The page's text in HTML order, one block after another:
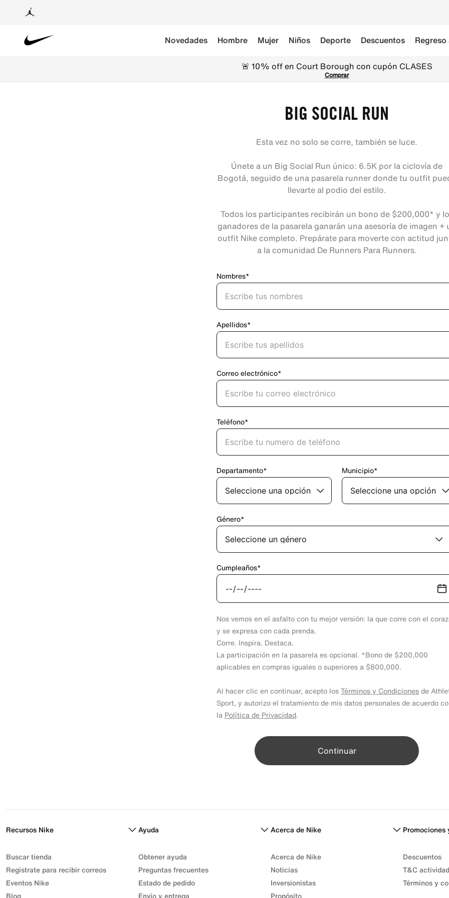
Novedades Hombre Mujer Niños Deporte Descuentos Regreso
🚨 10% off en Court Borough con cupón CLASES
Comprar
BIG SOCIAL RUN
Esta vez no solo se corre, también se luce.
Únete a un Big Social Run único: 6.5K por la ciclovía de
Bogotá, seguido de una pasarela runner donde tu outfit
llevarte al podio del estilo.
Todos los participantes recibirán un bono de $200,000* y
ganadores de la pasarela ganarán una asesoría de imagen +
outfit Nike completo. Prepárate para moverte con actitud
a la comunidad De Runners Para Runners.
Nombres*
Apellidos*
Correo electrónico*
Teléfono*
Departamento* Municipio*
Género*
Cumpleaños*
Nos vemos en el asfalto con tu mejor versión: la que corre con el
y se expresa con cada prenda.
Corre. Inspira. Destaca.
La participación en la pasarela es opcional. *Bono de $200,000
aplicables en compras iguales o superiores a $800,000.
Al hacer clic en continuar, acepto losTérminos y Condicionesde
Sport, y autorizo el tratamiento de mis datos personales de acuerdo
la Política de Privacidad.
Continuar
Recursos Nike
Buscar tienda
Regístrate para recibir correos
Eventos Nike
Blog
Ayuda
Obtener ayuda
Preguntas frecuentes
Estado de pedido
Envío y entrega
Acerca de Nike
Acerca de Nike
Noticias
Inversionistas
Propósito
Promociones
Descuentos
T&C
Términos y